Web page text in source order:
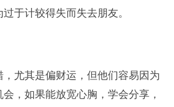
于计较得失而失去朋友。
尤其是偏财运，但他们容易因为
，如果能放宽心胸，学会分享，